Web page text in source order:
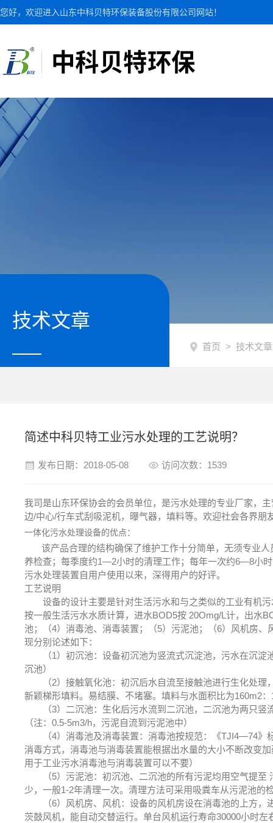
您好，欢迎进入山东中科贝特环保装备股份有限公司网站！
技术文章
首页 > 技术文章
简述中科贝特工业污水处理的工艺说明？
发布日期：2018-05-08 访问次数：1539
我司是山东环保协会的会员单位，是污水处理的专业厂家，
边/中心/行车式刮吸泥机，曝气器，填料等。欢迎社会各界
一体化污水处理设备的优点：
该产品合理的结构确保了维护工作十分简单，无须专业人
养检查；每季度约1—2小时的清理工作；每年一次约6—8小
污水处理装置自用户使用以来，深得用户的好评。
工艺说明
设备的设计主要是针对生活污水和与之类似的工业有机
按一般生活污水水质计算，进水BOD5按 20Omg/L计，出水
池；（4）消毒池、消毒装置；（5）污泥池；（6）风机房、
现分别论述如下：
（1）初沉池：设备初沉池为竖流式沉淀池，污水在沉淀
沉池）
（2）接触氧化池：初沉后水自流至接触池进行生化处理
新颖梯形填料。易结膜、不堵塞。填料与水面积比为160m2
（3）二沉池：生化后污水流到二沉池，二沉池为两只竖
（注：0.5-5m3/h，污泥自流到污泥池中）
（4）消毒池及消毒装置：消毒池按规范：《TJI4—74》
消毒方式，消毒池与消毒装置能根据出水量的大小不断改变
用于工业污水消毒池与消毒装置可以不要）
（5）污泥池：初沉池、二沉池的所有污泥均用空气提至
少，一般1-2年清理一次。清理方法可采用吸粪车从污泥池
（6）风机房、风机：设备的风机房设在消毒池的上方，
茨鼓风机，能自动交替运行。单台风机运行寿命30000小时左